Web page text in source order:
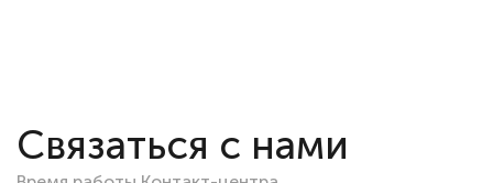
Связаться с нами